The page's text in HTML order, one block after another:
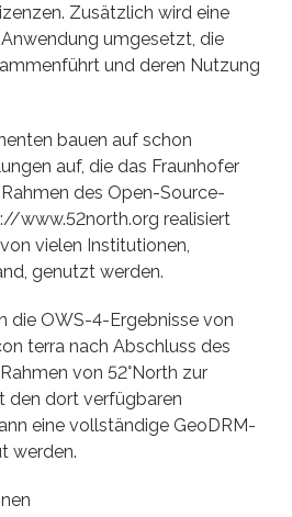
Zusätzlich wird eine
umgesetzt, die
und deren Nutzung
bauen auf schon
auf, die das Fraunhofer
des Open-Source-
www.52north.org realisiert
vielen Institutionen,
genutzt werden.
die OWS-4-Ergebnisse von
terra nach Abschluss des
von 52°North zur
den dort verfügbaren
eine vollständige GeoDRM-
werden.